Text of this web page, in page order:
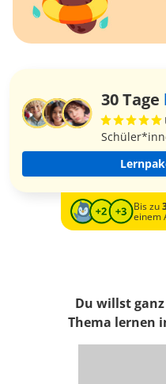
30 Tage
Bis zu
einem
Du willst
Thema lernen